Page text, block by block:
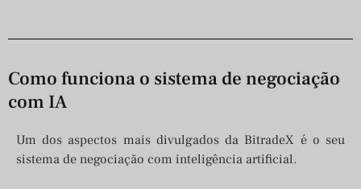
Como funciona o sistema de negociação
com IA
Um dos aspectos mais divulgados da BitradeX é o seu
sistema de negociação com inteligência artificial.